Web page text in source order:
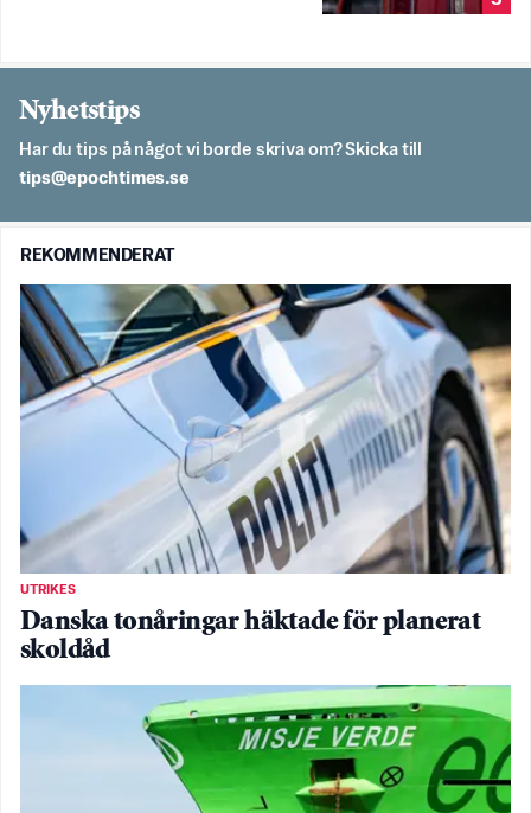
Nyhetstips
Har du tips på något vi borde skriva om? Skicka till
es.semithcope@spit
REKOMMENDERAT
UTRIKES
Danska tonåringar häktade för planerat
skoldåd